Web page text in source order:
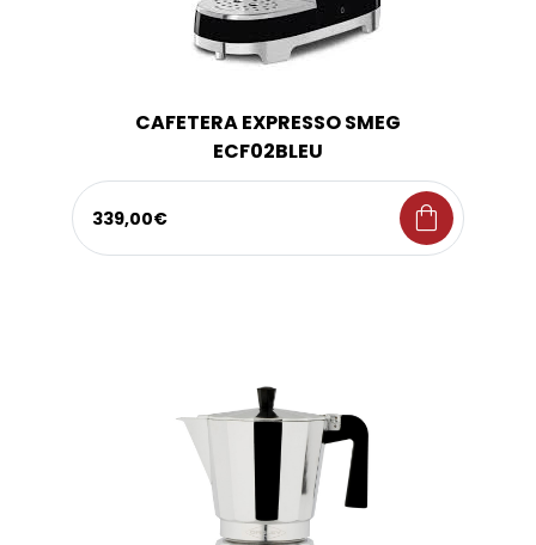
CAFETERA EXPRESSO SMEG
ECF02BLEU
339,00€ shopping_bag